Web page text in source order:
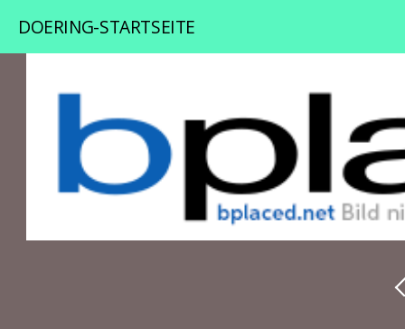
DOERING-STARTSEITE